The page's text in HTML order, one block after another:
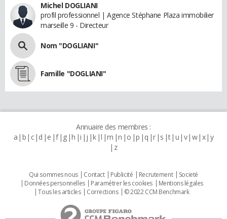
Michel DOGLIANI
profil professionnel | Agence Stéphane Plaza immobilier
marseille 9 - Directeur
Nom "DOGLIANI"
Famille "DOGLIANI"
Annuaire des membres :
a b c d e f g h i j k l m n o p q r s t u v w x y
z
Qui sommes nous Contact Publicité Recrutement
Societé
Données personnelles
Paramétrer les cookies
Mentions légales
Tous les articles
Corrections © 2022 CCM Benchmark